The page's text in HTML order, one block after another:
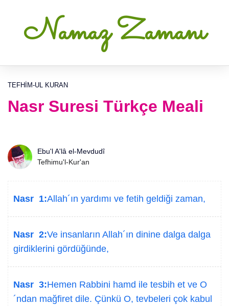
Namaz Zamanı
TEFHIM-UL KURAN
Nasr Suresi Türkçe Meali
Ebu'l A'lâ el-Mevdudî
Tefhimu'l-Kur'an
Nasr 1:Allah´ın yardımı ve fetih geldiği zaman,
Nasr 2:Ve insanların Allah´ın dinine dalga dalga
girdiklerini gördüğünde,
Nasr 3:Hemen Rabbini hamd ile tesbih et ve O
´ndan mağfiret dile. Çünkü O, tevbeleri çok kabul